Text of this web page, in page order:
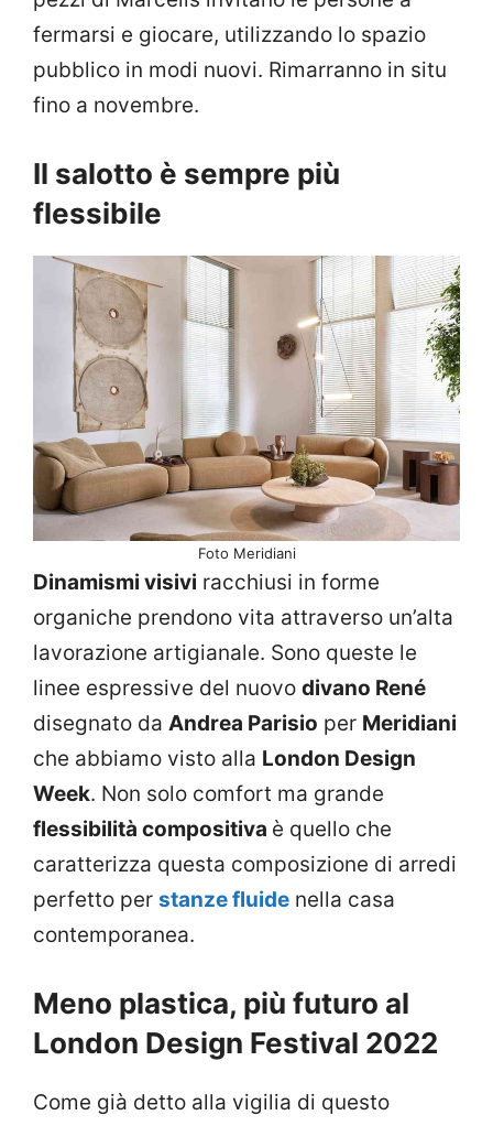
fermarsi e giocare, utilizzando lo spazio
pubblico in modi nuovi. Rimarranno in situ
fino a novembre.
Il salotto è sempre più
flessibile
Foto Meridiani
Dinamismi visivi racchiusi in forme
organiche prendono vita attraverso un’alta
lavorazione artigianale. Sono queste le
linee espressive del nuovo divano René
disegnato da Andrea Parisio per Meridiani
che abbiamo visto alla London Design
Week. Non solo comfort ma grande
flessibilità compositiva è quello che
caratterizza questa composizione di arredi
perfetto per stanze fluide nella casa
contemporanea.
Meno plastica, più futuro al
London Design Festival 2022
Come già detto alla vigilia di questo